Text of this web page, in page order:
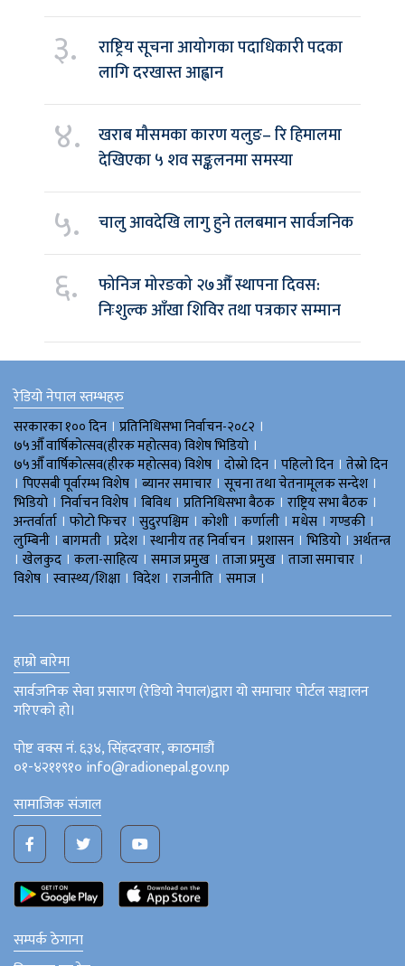
३.
राष्ट्रिय सूचना आयोगका पदाधिकारी पदका
लागि दरखास्त आह्वान
४.
खराब मौसमका कारण यलुङ– रि हिमालमा
देखिएका ५ शव सङ्कलनमा समस्या
५. चालु आवदेखि लागु हुने तलबमान सार्वजनिक
६.
फोनिज मोरङको २७औँ स्थापना दिवस:
निःशुल्क आँखा शिविर तथा पत्रकार सम्मान
रेडियो नेपाल स्तम्भहरु
सरकारका १०० दिन । प्रतिनिधिसभा निर्वाचन-२०८२ ।
७५औँ वार्षिकोत्सव(हीरक महोत्सव) विशेष भिडियाे ।
७५औँ वार्षिकोत्सव(हीरक महोत्सव) विशेष । दोस्रो दिन । पहिलो दिन । तेस्रो दिन
। पिएसबी पूर्वारम्भ विशेष । ब्यानर समाचार । सूचना तथा चेतनामूलक सन्देश ।
भिडियाे । निर्वाचन विशेष । बिविध। प्रतिनिधिसभा बैठक । राष्ट्रिय सभा बैठक ।
अन्तर्वार्ता । फोटो फिचर । सुदुरपश्चिम । काेशी । कर्णाली । मधेस । गण्डकी ।
लुम्बिनी । बागमती । प्रदेश । स्थानीय तह निर्वाचन । प्रशासन । भिडियो । अर्थतन्त्र
। खेलकुद । कला-साहित्य । समाज प्रमुख । ताजा प्रमुख । ताजा समाचार ।
विशेष । स्वास्थ्य/शिक्षा । विदेश । राजनीति । समाज ।
हाम्रो बारेमा
सार्वजनिक सेवा प्रसारण (रेडियो नेपाल)द्वारा यो समाचार पोर्टल सञ्चालन
गरिएको हो।
पोष्ट वक्स नं. ६३४, सिंहदरवार, काठमाडौं
०१-४२११९१० info@radionepal.gov.np
सामाजिक संजाल
सम्पर्क ठेगाना